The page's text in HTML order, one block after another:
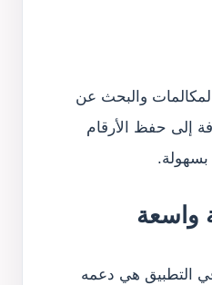
والبحث عن
إلى حفظ الأرقام
واسعة
التطبيق هي دعمه